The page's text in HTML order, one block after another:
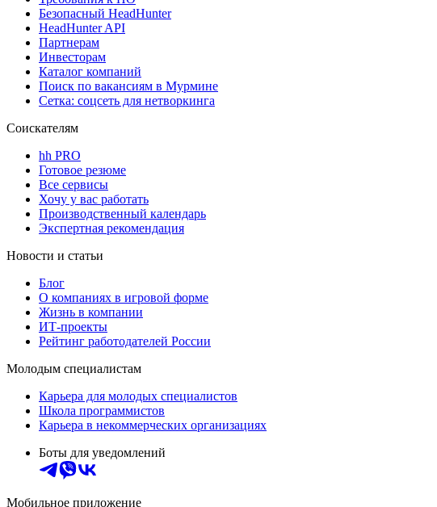
Безопасный HeadHunter
HeadHunter API
Партнерам
Инвесторам
Каталог компаний
Поиск по вакансиям в Мурмине
Сетка: соцсеть для нетворкинга
Соискателям
hh PRO
Готовое резюме
Все сервисы
Хочу у вас работать
Производственный календарь
Экспертная рекомендация
Новости и статьи
Блог
О компаниях в игровой форме
Жизнь в компании
ИТ-проекты
Рейтинг работодателей России
Молодым специалистам
Карьера для молодых специалистов
Школа программистов
Карьера в некоммерческих организациях
Боты для уведомлений
Мобильное приложение